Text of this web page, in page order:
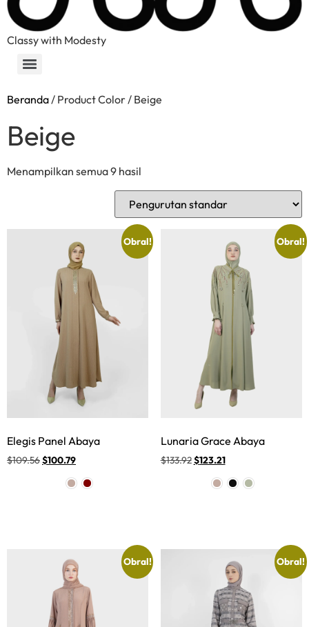
Classy with Modesty
Beranda / Product Color / Beige
Beige
Menampilkan semua 9 hasil
Obral!
Elegis Panel Abaya
$109.56$100.79
Obral!
Lunaria Grace Abaya
$133.92$123.21
Obral! Obral!